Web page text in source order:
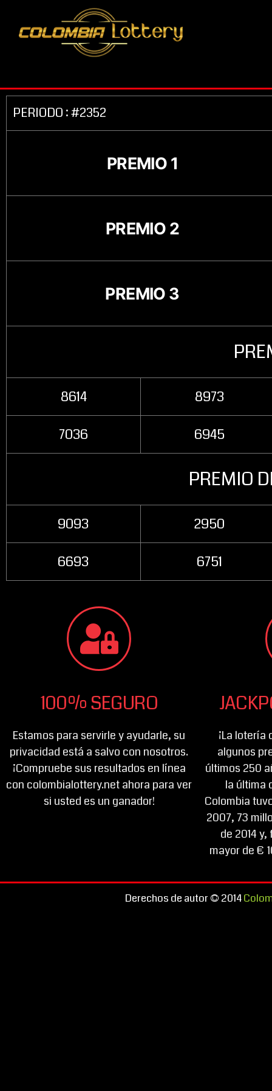
PERIODO : #2352
PREMIO 1
PREMIO 2
PREMIO 3
8614
8973
7036
6945
PREMIO
9093
2950
6693
6751
100% SEGURO
Estamos para servirle y ayudarle, su
privacidad está a salvo con nosotros.
¡Compruebe sus resultados en línea
con colombialottery.net ahora para ver
si usted es un ganador!
¡La lotería
algunos
últimos 250
la última
Colombia
2007, 73
de 2014
mayor de €
Derechos de autor © 2014